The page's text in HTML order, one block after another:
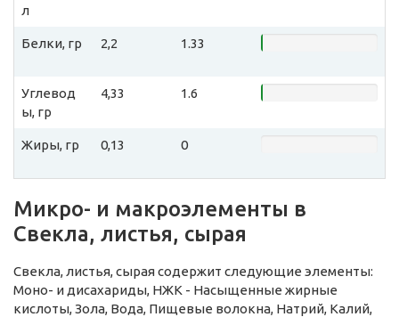
л
Белки, гр 2,2 1.33
Углевод
ы, гр
4,33 1.6
Жиры, гр 0,13 0
Микро- и макроэлементы в
Свекла, листья, сырая
Свекла, листья, сырая содержит следующие элементы:
Моно- и дисахариды, НЖК - Насыщенные жирные
кислоты, Зола, Вода, Пищевые волокна, Натрий, Калий,